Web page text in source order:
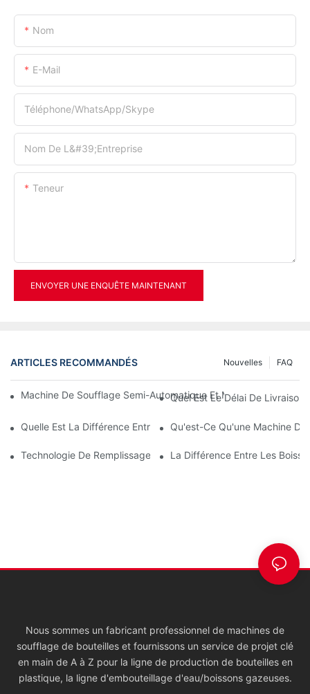
Nom
E-Mail
Téléphone/WhatsApp/Skype
Nom De L&#39;entreprise
Teneur
ENVOYER UNE ENQUÊTE MAINTENANT
ARTICLES RECOMMANDÉS FAQ
Nouvelles
Machine De Soufflage Semi-Automatique Et Machine De
Quel Est Le Délai De Livraison
Quelle Est La Différence Entre Le Remplissage Aseptique, Le
Qu'est-Ce Qu'une Machine
Technologie De Remplissage À Chaud Pour Bouteilles PET
La Différence Entre Les
Nous sommes un fabricant professionnel de machines de
soufflage de bouteilles et fournissons un service de projet clé
en main de A à Z pour la ligne de production de bouteilles en
plastique, la ligne d'embouteillage d'eau/boissons gazeuses.